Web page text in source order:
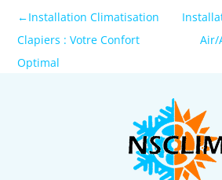
←Installation Climatisation
Clapiers : Votre Confort
Optimal
Air/